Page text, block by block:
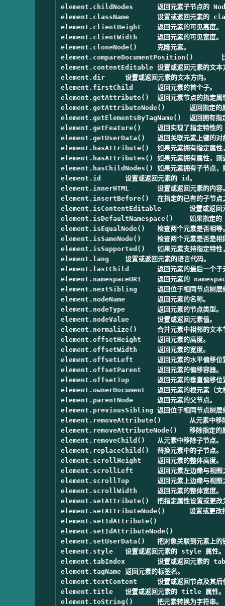
element.childNodes	返回元素子节点的 NodeList。
element.className	设置或返回元素的 class 属性。
element.clientHeight	返回元素的可见高度。
element.clientWidth	返回元素的可见宽度。
element.cloneNode()	克隆元素。
element.compareDocumentPosition()	比较两个元素的文档位置。
element.contentEditable	设置或返回元素的文本方向。
element.dir	设置或返回元素的文本方向。
element.firstChild	返回元素的首个子。
element.getAttribute()	返回元素节点的指定属性值。
element.getAttributeNode()	返回指定的属性节点。
element.getElementsByTagName()	返回拥有指定标签名的所有子元素的集合。
element.getFeature()	返回实现了指定特性的 API 的某个对象。
element.getUserData()	返回关联元素上键的对象。
element.hasAttribute()	如果元素拥有指定属性，则返回true，否则返回 false。
element.hasAttributes()	如果元素拥有属性，则返回 true，否则返回 false。
element.hasChildNodes()	如果元素拥有子节点，则返回 true，否则 false。
element.id	设置或返回元素的 id。
element.innerHTML	设置或返回元素的内容。
element.insertBefore()	在指定的已有的子节点之前插入新节点。
element.isContentEditable	设置或返回元素的内容。
element.isDefaultNamespace()	如果指定的 namespaceURI 是默认的，则返回 true，否则返回 false。
element.isEqualNode()	检查两个元素是否相等。
element.isSameNode()	检查两个元素是否是相同的节点。
element.isSupported()	如果元素支持指定特性，则返回 true。
element.lang	设置或返回元素的语言代码。
element.lastChild	返回元素的最后一个子元素。
element.namespaceURI	返回元素的 namespace URI。
element.nextSibling	返回位于相同节点树层级的下一个节点。
element.nodeName	返回元素的名称。
element.nodeType	返回元素的节点类型。
element.nodeValue	设置或返回元素值。
element.normalize()	合并元素中相邻的文本节点，并移除空的文本节点。
element.offsetHeight	返回元素的高度。
element.offsetWidth	返回元素的宽度。
element.offsetLeft	返回元素的水平偏移位置。
element.offsetParent	返回元素的偏移容器。
element.offsetTop	返回元素的垂直偏移位置。
element.ownerDocument	返回元素的根元素（文档对象）。
element.parentNode	返回元素的父节点。
element.previousSibling	返回位于相同节点树层级的前一个元素。
element.removeAttribute()	从元素中移除指定属性。
element.removeAttributeNode()	移除指定的属性节点，并返回被移除的节点。
element.removeChild()	从元素中移除子节点。
element.replaceChild()	替换元素中的子节点。
element.scrollHeight	返回元素的整体高度。
element.scrollLeft	返回元素左边缘与视图之间的距离。
element.scrollTop	返回元素上边缘与视图之间的距离。
element.scrollWidth	返回元素的整体宽度。
element.setAttribute()	把指定属性设置或更改为指定值。
element.setAttributeNode()	设置或更改指定属性节点。
element.setIdAttribute()
element.setIdAttributeNode()
element.setUserData()	把对象关联到元素上的键。
element.style	设置或返回元素的 style 属性。
element.tabIndex	设置或返回元素的 tab 键控制次序。
element.tagName	返回元素的标签名。
element.textContent	设置或返回节点及其后代的文本内容。
element.title	设置或返回元素的 title 属性。
element.toString()	把元素转换为字符串。